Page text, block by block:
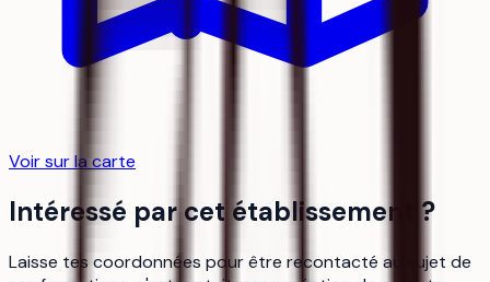
Voir sur la carte
Intéressé par cet établissement ?
Laisse tes coordonnées pour être recontacté au sujet de